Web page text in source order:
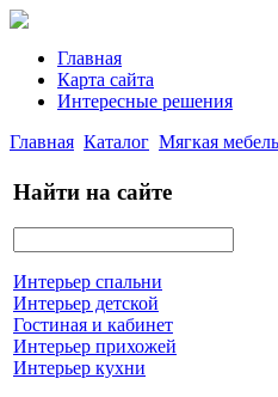
Главная
Карта сайта
Интересные решения
Главная Каталог Мягкая мебель
Найти на сайте
Интерьер спальни
Интерьер детской
Гостиная и кабинет
Интерьер прихожей
Интерьер кухни